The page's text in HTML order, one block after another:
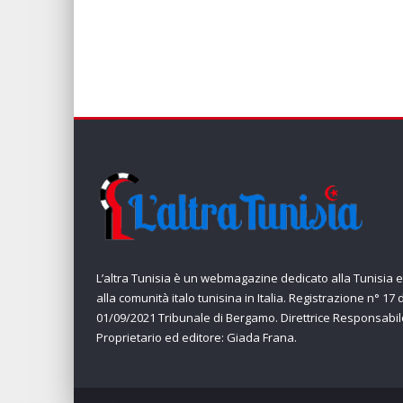
L’altra Tunisia è un webmagazine dedicato alla Tunisia e
alla comunità italo tunisina in Italia. Registrazione n° 17
01/09/2021 Tribunale di Bergamo. Direttrice
Proprietario ed editore: Giada Frana.